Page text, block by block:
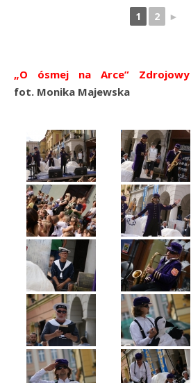
1 2 ►
„O ósmej na Arce”
fot. Monika Majewska